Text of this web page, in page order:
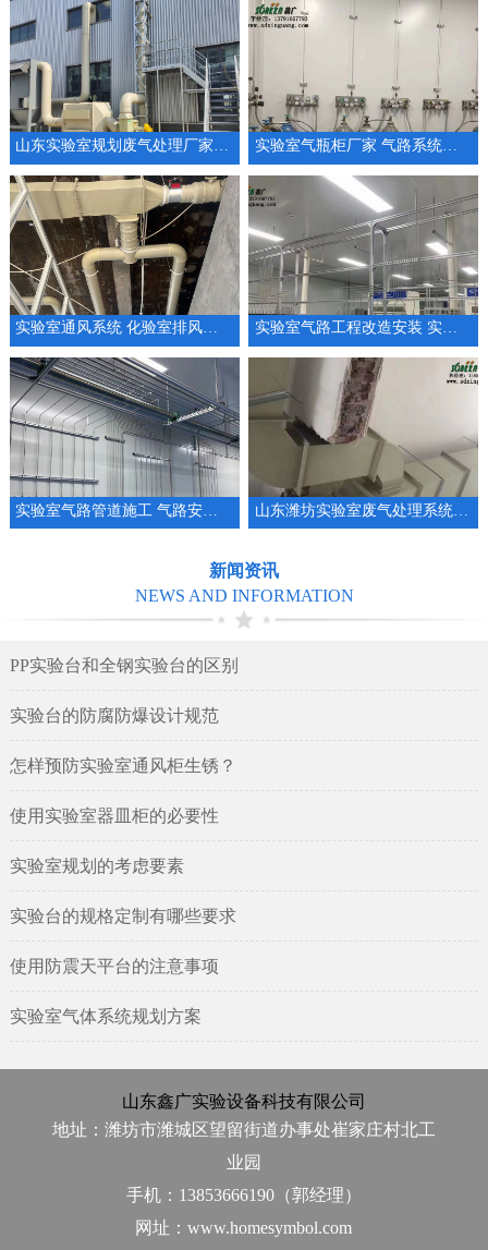
实验室气瓶柜厂家 气路系统工程供气系统设计
实验室通风系统 化验室排风系统整体规划设计 实验室气路工程改造安装 实验室管道厂家
山东潍坊实验室废气处理系统安装设计实验室通排风系统
新闻资讯
NEWS AND INFORMATION
PP实验台和全钢实验台的区别
实验台的防腐防爆设计规范
怎样预防实验室通风柜生锈？
使用实验室器皿柜的必要性
实验室规划的考虑要素
实验台的规格定制有哪些要求
使用防震天平台的注意事项
实验室气体系统规划方案
山东鑫广实验设备科技有限公司
地址：潍坊市潍城区望留街道办事处崔家庄村北工
业园
手机：13853666190（郭经理）
网址：www.homesymbol.com